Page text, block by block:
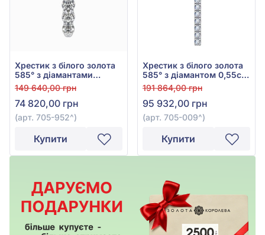
Хрестик з білого золота
585° з діамантами
0,58ct, арт. 705-952
149 640,00 грн
74 820,00 грн
(арт. 705-952^)
Купити
Хрестик з білого золота
585° з діамантом 0,55ct,
арт. 705-009
191 864,00 грн
95 932,00 грн
(арт. 705-009^)
Купити